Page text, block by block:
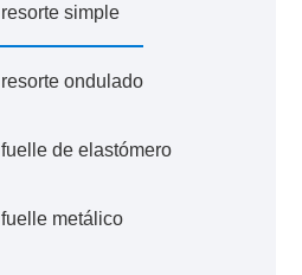
simple
ondulado
de elastómero
metálico